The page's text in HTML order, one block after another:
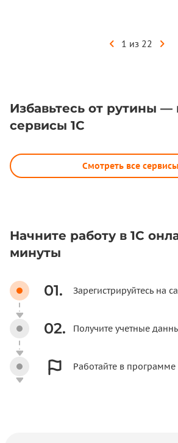
1 из 22
Избавьтесь от рутины
сервисы 1С
Смотреть все
Начните работу в 1С
минуты
01. Зарегистрируйтесь на
02. Получите учетные
Работайте в программе